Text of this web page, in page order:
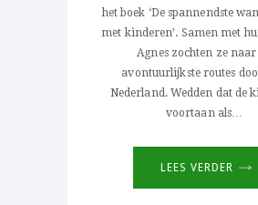
het boek ‘De spannendste
met kinderen’. Samen met
Agnes zochten ze naar
avontuurlijkste routes
Nederland. Wedden dat de
voortaan als…
LEES VERDER